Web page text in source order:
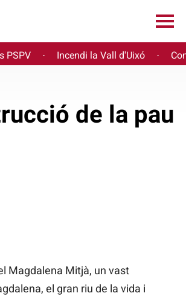
PSPV · Incendi la Vall d'Uixó ·
de la pau
Magdalena Mitjà, un vast
el gran riu de la vida i